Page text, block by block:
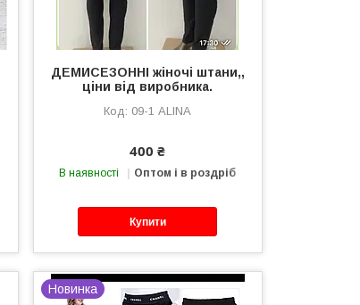
ДЕМИСЕЗОННІ жіночі штани,,
ціни від виробника.
09-1 ALINA
400 ₴
В наявності Оптом і в роздріб
Купити
Новинка